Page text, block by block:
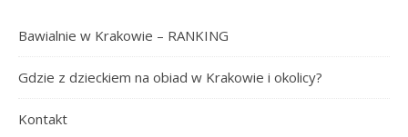
Bawialnie w Krakowie – RANKING
Gdzie z dzieckiem na obiad w Krakowie i okolicy?
Kontakt